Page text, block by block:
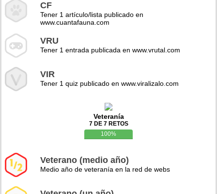
CF
Tener 1 artículo/lista publicado en
www.cuantafauna.com
VRU
Tener 1 entrada publicada en www.vrutal.com
VIR
Tener 1 quiz publicado en www.viralizalo.com
Veteranía
7 DE 7 RETOS
100%
Veterano (medio año)
Medio año de veteranía en la red de webs